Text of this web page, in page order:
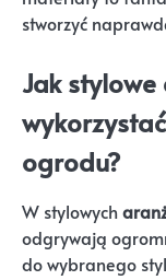
stworzyć
Jak
ogrodu?
W stylowych
odgrywają
do wybranego